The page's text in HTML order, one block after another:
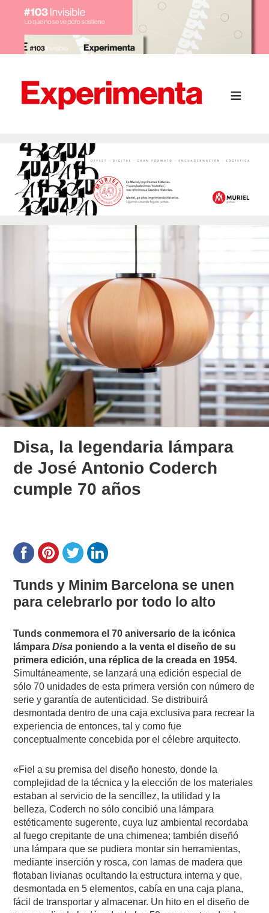
Disa, la legendaria lámpara
de José Antonio Coderch
cumple 70 años
Tunds y Minim Barcelona se unen
para celebrarlo por todo lo alto
Tunds conmemora el 70 aniversario de la icónica
lámparaDisa poniendo a la venta el diseño de su
primera edición, una réplica de la creada en 1954.
Simultáneamente, se lanzará una edición especial de
sólo 70 unidades de esta primera versión con número de
serie y garantía de autenticidad. Se distribuirá
desmontada dentro de una caja exclusiva para recrear la
experiencia de entonces, tal y como fue
conceptualmente concebida por el célebre arquitecto.
«Fiel a su premisa del diseño honesto, donde la
complejidad de la técnica y la elección de los materiales
estaban al servicio de la sencillez, la utilidad y la
belleza, Coderch no sólo concibió una lámpara
estéticamente sugerente, cuya luz ambiental recordaba
al fuego crepitante de una chimenea; también diseñó
una lámpara que se pudiera montar sin herramientas,
mediante inserción y rosca, con lamas de madera que
flotaban livianas ocultando la estructura interna y que,
desmontada en 5 elementos, cabía en una caja plana,
fácil de transportar y almacenar. Un hito en el diseño de